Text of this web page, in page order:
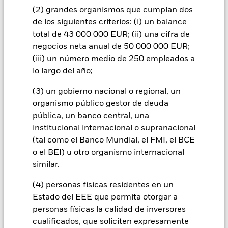
(2) grandes organismos que cumplan dos
de los siguientes criterios: (i) un balance
total de 43 000 000 EUR; (ii) una cifra de
negocios neta anual de 50 000 000 EUR;
(iii) un número medio de 250 empleados a
lo largo del año;
(3) un gobierno nacional o regional, un
organismo público gestor de deuda
pública, un banco central, una
institucional internacional o supranacional
(tal como el Banco Mundial, el FMI, el BCE
o el BEI) u otro organismo internacional
similar.
(4) personas físicas residentes en un
Estado del EEE que permita otorgar a
personas físicas la calidad de inversores
cualificados, que soliciten expresamente
inversores no recuperen la cantidad invertida originalmente.
El riesgo de inversión se concentra en ciertos mercados,
países, divisas o empresas. Ello significa que el Fondo es más
sensible a cualquier hecho localizado, ya sea económico, de
mercado, político o regulador. El valor de los títulos de renta
variable y los asimilados a acciones se puede ver afectado por
los movimientos diarios del mercado bursátil. Entre otros
factores que influyen están los acontecimientos políticos, las
noticias económicas, beneficios empresariales y los hechos
societarios de importancia.] Las inversiones en valores
relacionados con el transporte están sujetas a problemas de
medio ambiente, impuestos, reglamentación gubernamental,
precios y variaciones del suministro.
Todas las clases de acciones con cobertura de divisas de este
un posible riesgo de contagio (también denominado «spill-
over») a otras clases de acciones del fondo. La sociedad
gestora del fondo se asegurará de que se dispone de los
procedimientos adecuados para minimizar el riesgo de
contagio a otras clases de acciones. En el menú desplegable